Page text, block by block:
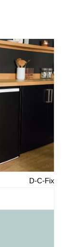
D-C-Fix